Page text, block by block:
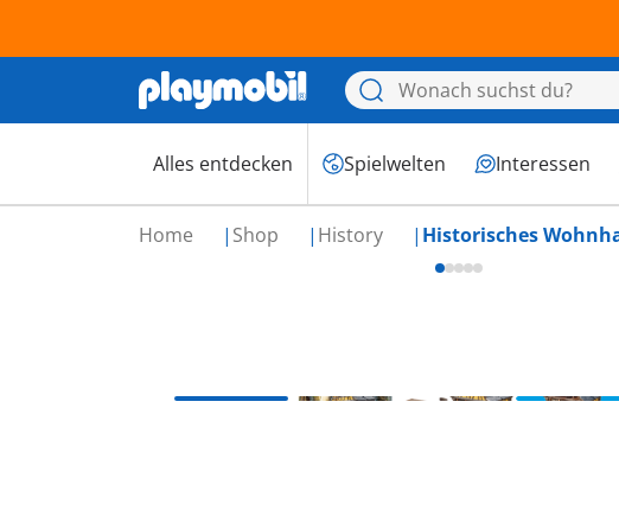
Alles entdecken Spielwelten Interessen
Home Shop History Historisches